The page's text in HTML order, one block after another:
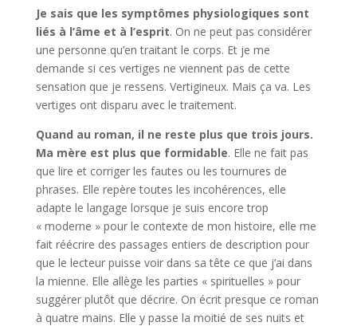
Je sais que les symptômes physiologiques sont
liés à l’âme et à l’esprit. On ne peut pas considérer
une personne qu’en traitant le corps. Et je me
demande si ces vertiges ne viennent pas de cette
sensation que je ressens. Vertigineux. Mais ça va. Les
vertiges ont disparu avec le traitement.
Quand au roman, il ne reste plus que trois jours.
Ma mère est plus que formidable. Elle ne fait pas
que lire et corriger les fautes ou les tournures de
phrases. Elle repère toutes les incohérences, elle
adapte le langage lorsque je suis encore trop
« moderne » pour le contexte de mon histoire, elle me
fait réécrire des passages entiers de description pour
que le lecteur puisse voir dans sa tête ce que j’ai dans
la mienne. Elle allège les parties « spirituelles » pour
suggérer plutôt que décrire. On écrit presque ce roman
à quatre mains. Elle y passe la moitié de ses nuits et